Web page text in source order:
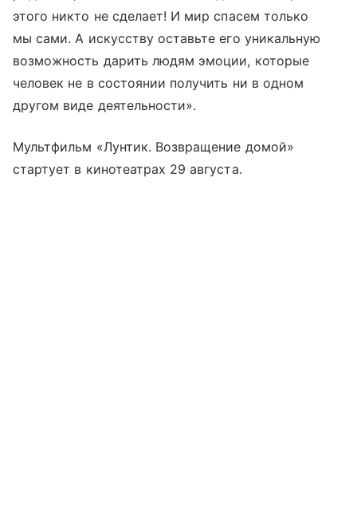
этого никто не сделает! И мир спасем только
мы сами. А искусству оставьте его уникальную
возможность дарить людям эмоции, которые
человек не в состоянии получить ни в одном
другом виде деятельности».
Мультфильм «Лунтик. Возвращение домой»
стартует в кинотеатрах 29 августа.